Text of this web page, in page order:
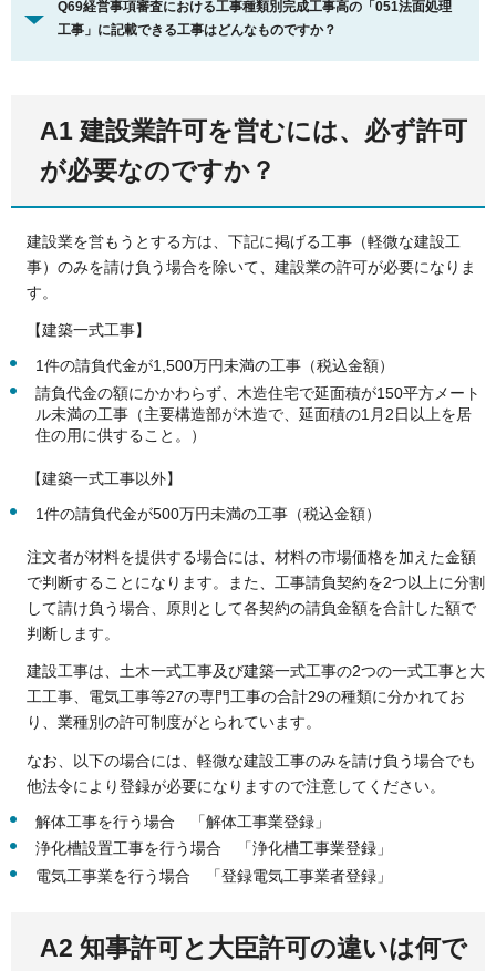
Q69経営事項審査における工事種類別完成工事高の「051法面処理
工事」に記載できる工事はどんなものですか？
A1 建設業許可を営むには、必ず許可
が必要なのですか？
建設業を営もうとする方は、下記に掲げる工事（軽微な建設工
事）のみを請け負う場合を除いて、建設業の許可が必要になりま
す。
【建築一式工事】
1件の請負代金が1,500万円未満の工事（税込金額）
請負代金の額にかかわらず、木造住宅で延面積が150平方メート
ル未満の工事（主要構造部が木造で、延面積の1月2日以上を居
住の用に供すること。）
【建築一式工事以外】
1件の請負代金が500万円未満の工事（税込金額）
注文者が材料を提供する場合には、材料の市場価格を加えた金額
で判断することになります。また、工事請負契約を2つ以上に分割
して請け負う場合、原則として各契約の請負金額を合計した額で
判断します。
建設工事は、土木一式工事及び建築一式工事の2つの一式工事と大
工工事、電気工事等27の専門工事の合計29の種類に分かれてお
り、業種別の許可制度がとられています。
なお、以下の場合には、軽微な建設工事のみを請け負う場合でも
他法令により登録が必要になりますので注意してください。
解体工事を行う場合 「解体工事業登録」
浄化槽設置工事を行う場合 「浄化槽工事業登録」
電気工事業を行う場合 「登録電気工事業者登録」
A2 知事許可と大臣許可の違いは何で